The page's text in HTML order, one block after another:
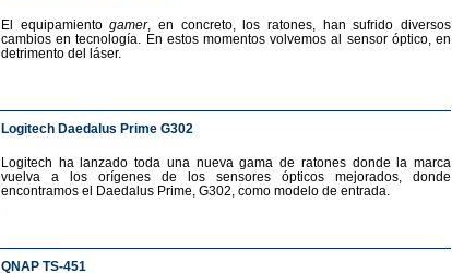
El equipamientogamer, en concreto, los ratones, han sufrido diversos
cambios en tecnología. En estos momentos volvemos al sensor óptico, en
detrimento del láser.
Logitech Daedalus Prime G302
Logitech ha lanzado toda una nueva gama de ratones donde la marca
vuelva a los orígenes de los sensores ópticos mejorados, donde
encontramos el Daedalus Prime, G302, como modelo de entrada.
QNAP TS-451